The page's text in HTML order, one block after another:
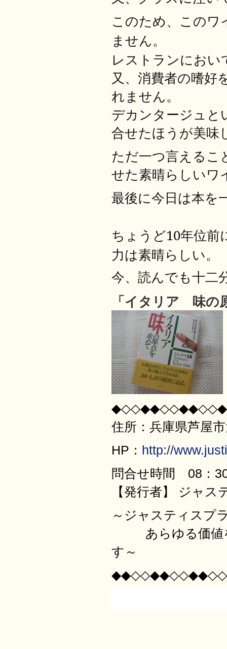
このため、このワ
ません。
レストランにおい
又、消費者の嗜好
れません。
デカンタージュと
合せたほうが美味
ただ一つ言えるこ
せた素晴らしいワ
最後に今日は本を
ちょうど10年位前
力は素晴らしい
今、読んでも十二
「イタリア 味の
住所：兵庫県芦屋
HP： http://
問合せ時間 08：
【発行者】 ジャ
～ジャスティ
あらゆる価値を
す～